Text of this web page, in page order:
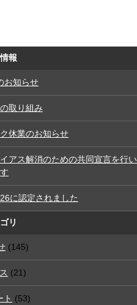
報
お知らせ
取り組み
休業のお知らせ
アス解消のための共同宣言を行い
に認定されました
リ
(145)
(21)
ト (53)